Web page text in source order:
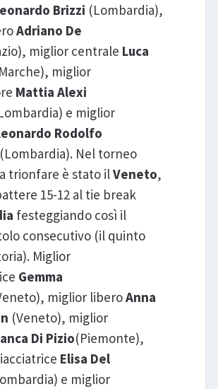
Brizzi (Lombardia),
Adriano De
miglior centrale Luca
miglior
Mattia Alexi
e miglior
Rodolfo
(Lombardia). Nel torneo
trionfare è stato ilVeneto,
15-12 al tie break
festeggiando così il
consecutivo (il quinto
Miglior
Gemma
miglior liberoAnna
(Veneto), miglior
Di Pizio(Piemonte),
Elisa Del
e miglior